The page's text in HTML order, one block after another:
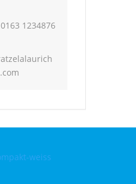
0163 1234876